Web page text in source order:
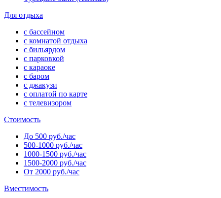
Для отдыха
с бассейном
с комнатой отдыха
с бильярдом
с парковкой
с караоке
с баром
с джакузи
с оплатой по карте
с телевизором
Стоимость
До 500 руб./час
500-1000 руб./час
1000-1500 руб./час
1500-2000 руб./час
От 2000 руб./час
Вместимость